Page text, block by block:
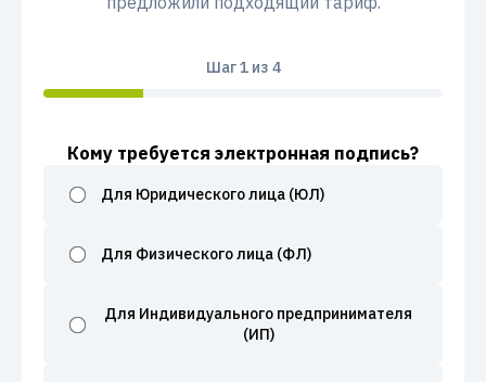
Шаг1из 4
Кому требуется электронная подпись?
Для Юридического лица (ЮЛ)
Для Физического лица (ФЛ)
Для Индивидуального предпринимателя
(ИП)